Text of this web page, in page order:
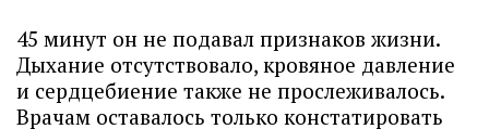
45 минут он не подавал признаков жизни.
Дыхание отсутствовало, кровяное давление
и сердцебиение также не прослеживалось.
Врачам оставалось только констатировать